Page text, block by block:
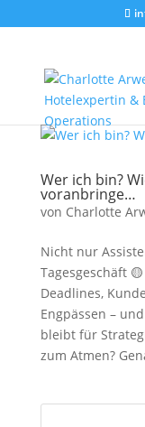
Wer ich bin?
voranbringe…
von Charlotte
Nicht nur
Tagesgeschäft
Deadlines,
Engpässen –
bleibt für
zum Atmen?